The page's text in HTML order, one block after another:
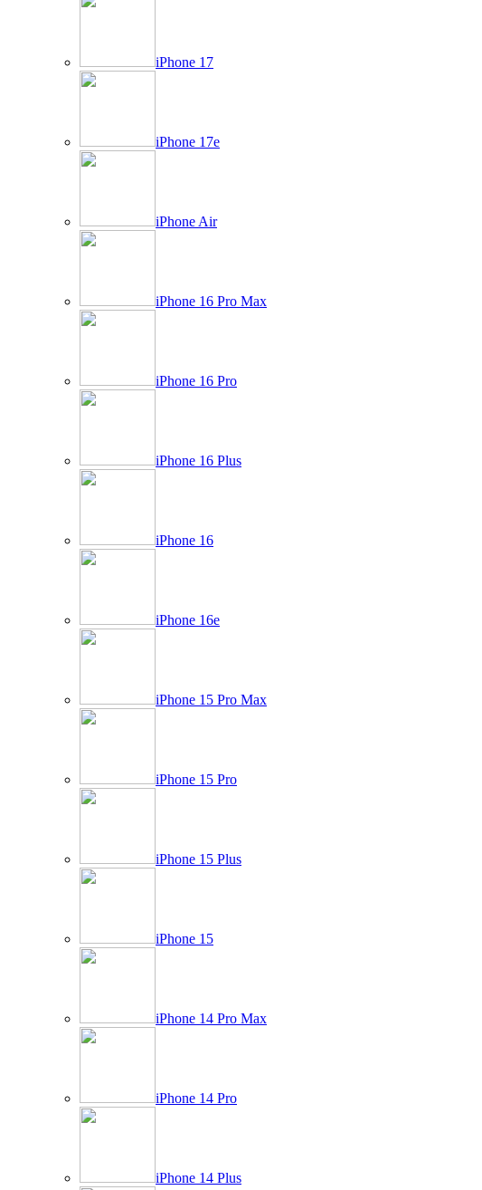
iPhone 17
iPhone 17e
iPhone Air
iPhone 16 Pro Max
iPhone 16 Pro
iPhone 16 Plus
iPhone 16
iPhone 16e
iPhone 15 Pro Max
iPhone 15 Pro
iPhone 15 Plus
iPhone 15
iPhone 14 Pro Max
iPhone 14 Pro
iPhone 14 Plus